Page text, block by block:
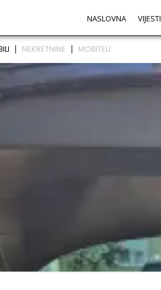
NASLOVNA VIJESTI